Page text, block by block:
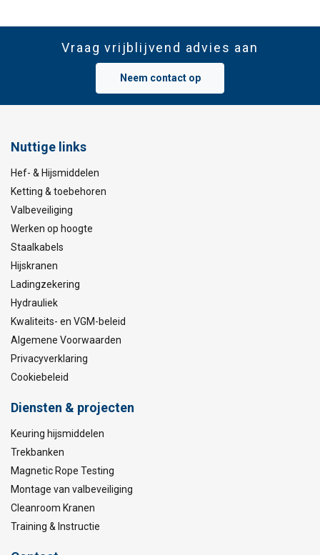
Vraag vrijblijvend advies aan
Neem contact op
Nuttige links
Hef- & Hijsmiddelen
Ketting & toebehoren
Valbeveiliging
Werken op hoogte
Staalkabels
Hijskranen
Ladingzekering
Hydrauliek
Kwaliteits- en VGM-beleid
Algemene Voorwaarden
Privacyverklaring
Cookiebeleid
Diensten & projecten
Keuring hijsmiddelen
Trekbanken
Magnetic Rope Testing
Montage van valbeveiliging
Cleanroom Kranen
Training & Instructie